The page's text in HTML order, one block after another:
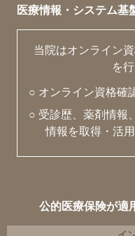
医療情報・システム基
当院はオンライン
を
○ オンライン資格確
○ 受診歴、薬剤情報
情報を取得・活
公的医療保険が適